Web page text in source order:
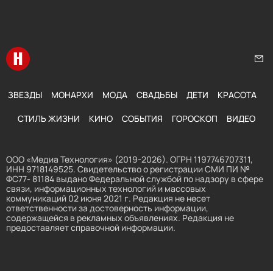
Перейти на главную
ЗВЕЗДЫ МОНАРХИ МОДА СВАДЬБЫ ДЕТИ КРАСОТА
СТИЛЬ ЖИЗНИ КИНО СОБЫТИЯ ГОРОСКОП ВИДЕО
ООО «Медиа Технология» (2019-2026). ОГРН 1197746707311,
ИНН 9718149525. Свидетельство о регистрации СМИ ПИ №
ФС77- 81184 выдано Федеральной службой по надзору в сфере
связи, информационных технологий и массовых
коммуникаций 02 июня 2021 г. Редакция не несет
ответственности за достоверность информации,
содержащейся в рекламных объявлениях. Редакция не
предоставляет справочной информации.